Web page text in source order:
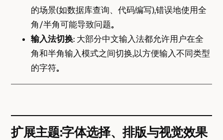
的场景（如数据库查询、代码编写），错误地使用全
角/半角可能导致问题。
输入法切换： 大部分中文输入法都允许用户在全
角和半角输入模式之间切换，以方便输入不同类型
的字符。
扩展主题：字体选择、排版与视觉效果